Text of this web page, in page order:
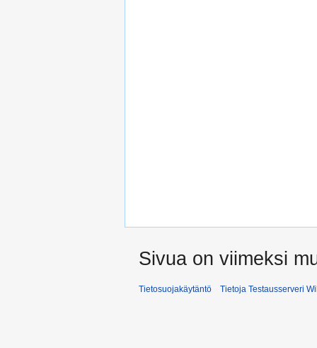
Sivua on viimeksi
Tietosuojakäytäntö Tietoja Testausserveri